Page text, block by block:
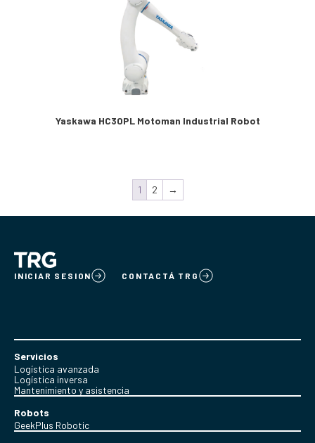
Yaskawa HC30PL Motoman Industrial Robot
1 2 →
INICIAR SESION CONTACTÁ TRG
Servicios
Logística avanzada
Logística inversa
Mantenimiento y asistencia
Robots
GeekPlus Robotic